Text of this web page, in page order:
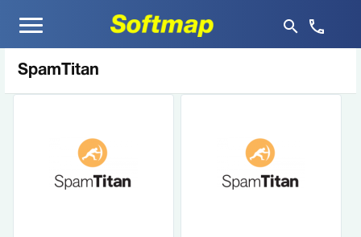
Меню
SpamTitan